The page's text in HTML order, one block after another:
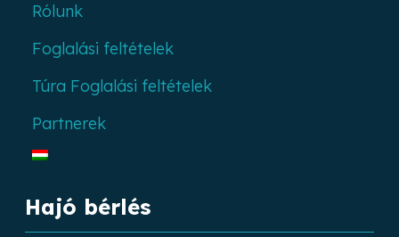
Rólunk
Foglalási feltételek
Túra Foglalási feltételek
Partnerek
Hajó bérlés